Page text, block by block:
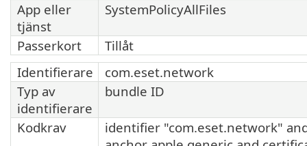
App eller
tjänst
SystemPolicyAllFiles
Passerkort
Tillåt
Identifierare
com.eset.network
Typ av
identifierare
bundle ID
Kodkrav
identifier "com.eset.network"